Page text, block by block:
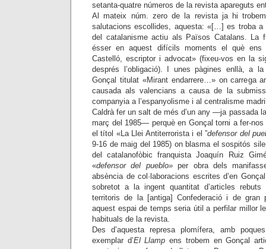
setanta-quatre números de la revista apareguts
Al mateix núm. zero de la revista ja hi
salutacions escollides, aquesta: «[…] es troba a
del catalanisme actiu als Països Catalans. La
ésser en aquest difícils moments el què ens
Castelló, escriptor i advocat» (fixeu-vos en la
després l’obligació). I unes pàgines enllà, a
Gonçal titulat «Mirant endarrere…» on carrega
causada als valencians a causa de la
companyia a l’espanyolisme i al centralisme
Caldrà fer un salt de més d’un any —ja passada
març del 1985— perquè en Gonçal torni a fer-
el títol «La Llei Antiterrorista i el ”defensor del
9-16 de maig del 1985) on blasma el sospitós
del catalanofòbic franquista Joaquín Ruiz
«defensor del pueblo»per obra dels
absència de col·laboracions escrites d’en
sobretot a la ingent quantitat d’articles
territoris de la [antiga] Confederació i de gran
aquest espai de temps seria útil a perfilar millor
habituals de la revista.
Des d’aquesta represa plomífera, amb
exemplar d’El Llamp ens trobem en Gonçal